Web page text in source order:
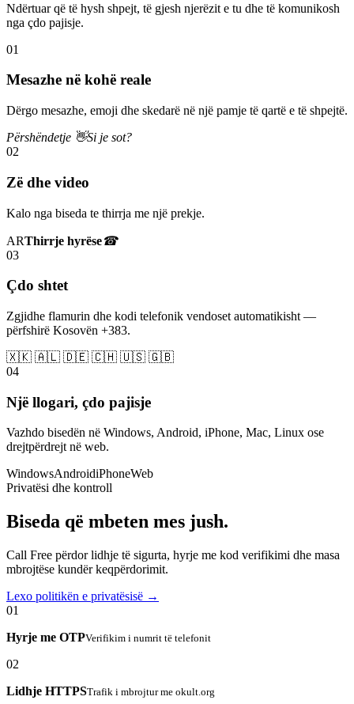
Ndërtuar që të hysh shpejt, të gjesh njerëzit e tu dhe të komunikosh
nga çdo pajisje.
01
Mesazhe në kohë reale
Dërgo mesazhe, emoji dhe skedarë në një pamje të qartë e të shpejtë.
Përshëndetje 👋Si je sot?
02
Zë dhe video
Kalo nga biseda te thirrja me një prekje.
ARThirrje hyrëse☎
03
Çdo shtet
Zgjidhe flamurin dhe kodi telefonik vendoset automatikisht —
përfshirë Kosovën +383.
🇽🇰 🇦🇱 🇩🇪 🇨🇭 🇺🇸 🇬🇧
04
Një llogari, çdo pajisje
Vazhdo bisedën në Windows, Android, iPhone, Mac, Linux ose
drejtpërdrejt në web.
WindowsAndroidiPhoneWeb
Privatësi dhe kontroll
Biseda që mbeten mes jush.
Call Free përdor lidhje të sigurta, hyrje me kod verifikimi dhe masa
mbrojtëse kundër keqpërdorimit.
Lexo politikën e privatësisë →
01
Hyrje me OTPVerifikim i numrit të telefonit
02
Lidhje HTTPSTrafik i mbrojtur me okult.org